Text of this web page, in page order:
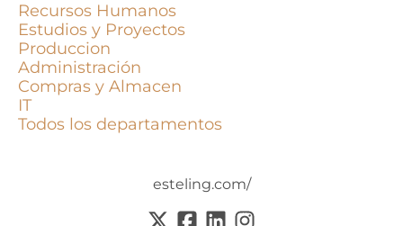
Recursos Humanos
Estudios y Proyectos
Produccion
Administración
Compras y Almacen
IT
Todos los departamentos
esteling.com/